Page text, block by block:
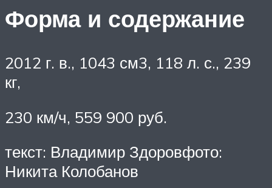
Форма и содержание
2012 г. в., 1043 см3, 118 л. с., 239
кг,
230 км/ч, 559 900 руб.
текст: Владимир Здоровфото:
Никита Колобанов